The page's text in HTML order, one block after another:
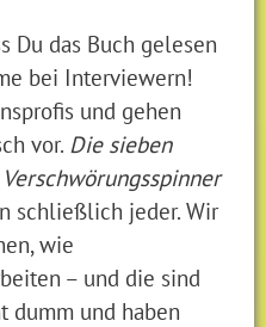
Du das Buch gelesen
bei Interviewern!
und gehen
vor. Die sieben
schließlich jeder. Wir
wie
– und die sind
dumm und haben